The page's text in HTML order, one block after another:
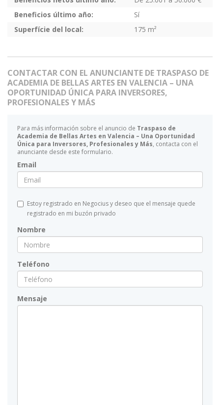
Beneficios último año:
Sí
Superfície del local:
175 m²
CONTACTAR CON EL ANUNCIANTE DE TRASPASO DE
ACADEMIA DE BELLAS ARTES EN VALENCIA – UNA
OPORTUNIDAD ÚNICA PARA INVERSORES,
PROFESIONALES Y MÁS
Para más información sobre el anuncio de Traspaso de
Academia de Bellas Artes en Valencia – Una Oportunidad
Única para Inversores, Profesionales y Más, contacta con el
anunciante desde este formulario.
Email
Estoy registrado en Negocius y deseo que el mensaje quede
registrado en mi buzón privado
Nombre
Teléfono
Mensaje